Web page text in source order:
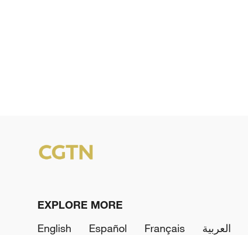
EXPLORE MORE
English
Español Français العربية